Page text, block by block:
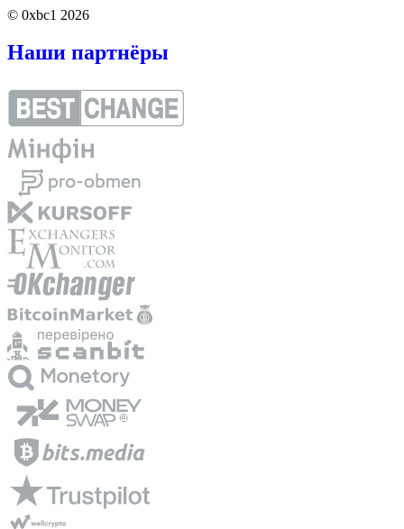
© 0xbc1 2026
Наши партнёры